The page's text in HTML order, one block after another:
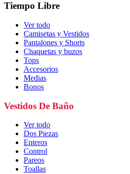
Tiempo Libre
Ver todo
Camisetas y Vestidos
Pantalones y Shorts
Chaquetas y buzos
Tops
Accesorios
Medias
Bonos
Vestidos De Baño
Ver todo
Dos Piezas
Enteros
Control
Pareos
Toallas